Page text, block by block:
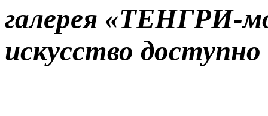
галерея «ТЕНГРИ-
искусство